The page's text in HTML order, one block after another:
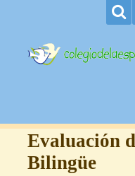
Padres
Alumnos
Evaluación
Bilingüe